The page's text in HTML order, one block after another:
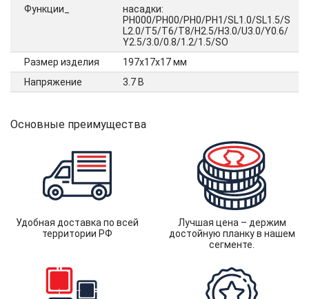
Функции_
насадки:
PH000/PH00/PH0/PH1/SL1.0/SL1.5/S
L2.0/T5/T6/T8/H2.5/H3.0/U3.0/Y0.6/
Y2.5/3.0/0.8/1.2/1.5/SO
Размер изделия
197х17х17 мм
Напряжение
3.7 В
Основные преимущества
Удобная доставка по всей
территории РФ
Лучшая цена – держим
достойную планку в нашем
сегменте.